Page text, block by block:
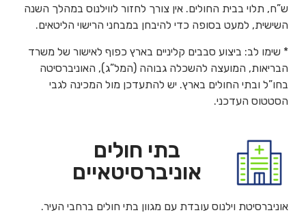
ש”ח, תלוי בבית החולים. אין צורך לחזור לווילנוס במהלך השנה
השישית, למעט בסופה כדי להיבחן במבחני הרישוי הליטאים.
* שימו לב: ביצוע סבבים קליניים בארץ כפוף לאישור של משרד
הבריאות, המועצה להשכלה גבוהה (המל”ג), האוניברסיטה
בחו”ל ובתי החולים בארץ. יש להתעדכן מול המכינה לגבי
הסטטוס העדכני.
בתי חולים
אוניברסיטאיים
אוניברסיטת וילנוס עובדת עם מגוון בתי חולים ברחבי העיר.